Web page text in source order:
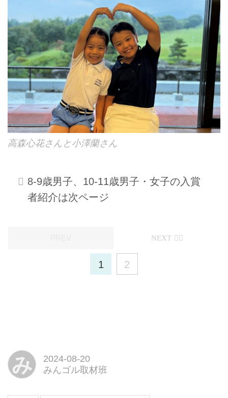
高森心花さんと小澤蘭さん
8-9歳男子、10-11歳男子・女子の入賞
者紹介は次ページ
1 2
み
2024-08-20
みんゴル取材班